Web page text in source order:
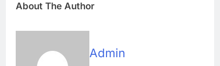
About The Author
Admin